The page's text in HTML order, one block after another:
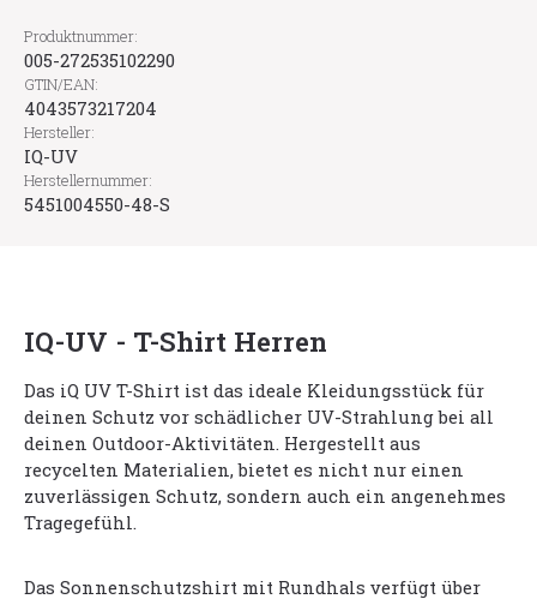
Produktnummer:
005-272535102290
GTIN/EAN:
4043573217204
Hersteller:
IQ-UV
Herstellernummer:
5451004550-48-S
IQ-UV - T-Shirt Herren
Das iQ UV T-Shirt ist das ideale Kleidungsstück für
deinen Schutz vor schädlicher UV-Strahlung bei all
deinen Outdoor-Aktivitäten. Hergestellt aus
recycelten Materialien, bietet es nicht nur einen
zuverlässigen Schutz, sondern auch ein angenehmes
Tragegefühl.
Das Sonnenschutzshirt mit Rundhals verfügt über